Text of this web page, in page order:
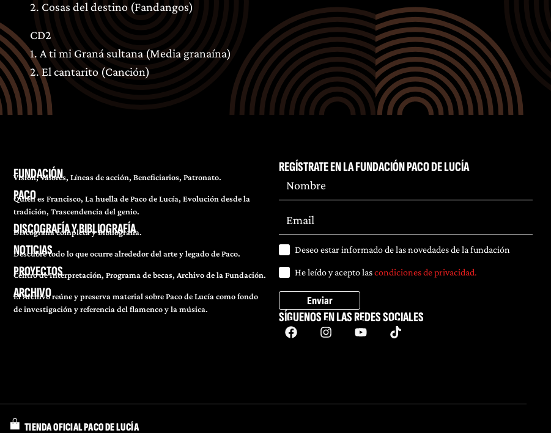
2. Cosas del destino (Fandangos)
CD2
1. A ti mi Graná sultana (Media granaína)
2. El cantarito (Canción)
FUNDACIÓN
Visión, Valores, Líneas de acción, Beneficiarios, Patronato.
PACO
Quién es Francisco, La huella de Paco de Lucía, Evolución desde la
tradición, Trascendencia del genio.
DISCOGRAFÍA Y BIBLIOGRAFÍA
Discografía completa y Bibliografía.
NOTICIAS
Descubre todo lo que ocurre alrededor del arte y legado de Paco.
PROYECTOS
Centro de Interpretación, Programa de becas, Archivo de la Fundación.
ARCHIVO
El Archivo reúne y preserva material sobre Paco de Lucía como fondo
de investigación y referencia del flamenco y la música.
REGÍSTRATE EN LA FUNDACIÓN PACO DE LUCÍA
Deseo estar informado de las novedades de la fundación
He leído y acepto lascondiciones de privacidad.
Enviar
SÍGUENOS EN LAS REDES SOCIALES
TIENDA OFICIAL PACO DE LUCÍA